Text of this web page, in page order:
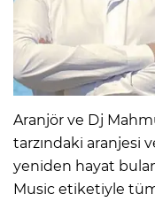
Aranjör ve Dj
tarzındaki aranjesi
yeniden hayat bulan
Music etiketiyle